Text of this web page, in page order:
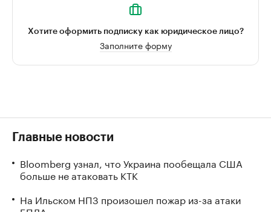
Хотите оформить подписку как юридическое лицо?
Заполните форму
Главные новости
Bloomberg узнал, что Украина пообещала США
больше не атаковать КТК
На Ильском НПЗ произошел пожар из-за атаки